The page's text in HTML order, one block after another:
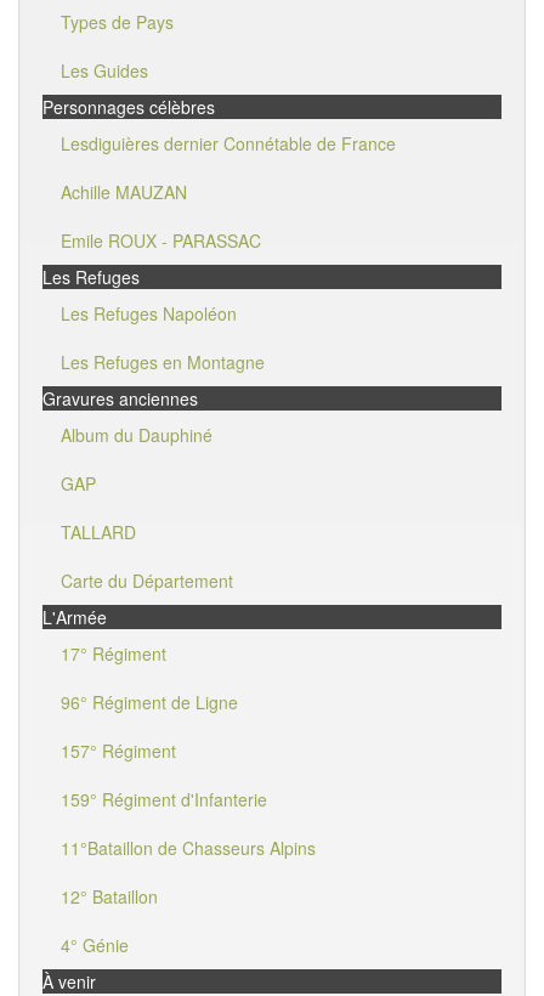
Types de Pays
Les Guides
Personnages célèbres
Lesdiguières dernier Connétable de France
Achille MAUZAN
Emile ROUX - PARASSAC
Les Refuges
Les Refuges Napoléon
Les Refuges en Montagne
Gravures anciennes
Album du Dauphiné
GAP
TALLARD
Carte du Département
L'Armée
17° Régiment
96° Régiment de Ligne
157° Régiment
159° Régiment d'Infanterie
11°Bataillon de Chasseurs Alpins
12° Bataillon
4° Génie
À venir